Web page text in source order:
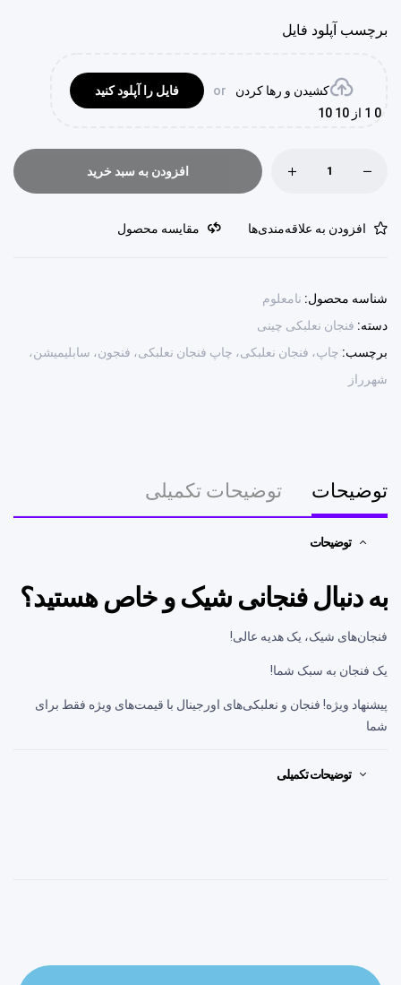
برچسب آپلود فایل
کشیدن و رها کردن or
فایل را آپلود کنید
0
افزودن به سبد خرید
افزودن به علاقه‌مندی‌ها مقایسه محصول
شناسه محصول: نامعلوم
دسته: فنجان نعلبکی چینی
برچسب: چاپ، فنجان نعلبکی، چاپ فنجان نعلبکی، فنجون، سابلیمیشن،
شهرراز
توضیحات توضیحات تکمیلی
توضیحات
به دنبال فنجانی شیک و خاص هستید؟
فنجان‌های شیک، یک هدیه عالی!
یک فنجان به سبک شما!
پیشنهاد ویژه! فنجان و نعلبکی‌های اورجینال با قیمت‌های ویژه فقط برای
شما
توضیحات تکمیلی